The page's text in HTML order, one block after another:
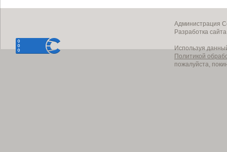
Администрация
Разработка
Используя
Политикой
пожалуйста,